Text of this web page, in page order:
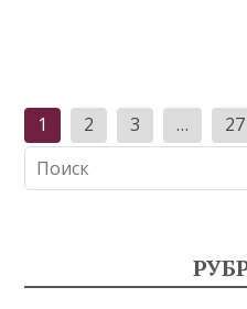
Пагинация
записей
1 2 3 … 27